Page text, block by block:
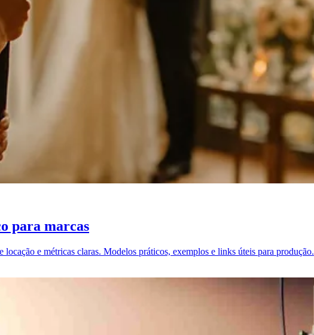
para marcas
e métricas claras. Modelos práticos, exemplos e links úteis para produção.